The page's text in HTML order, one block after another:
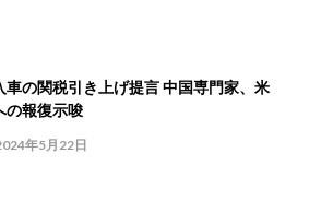
車の関税引き上げ提言 中国専門家、米
の報復示唆
年5月22日